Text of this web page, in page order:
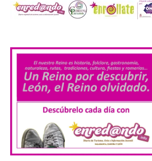
seguridad, movilidad,
protección civil previsto ante la elevada
afluencia. . El Ayuntamiento de València ha
dispuesto un operativo extraordinario de
limpieza y recogida de residuos con
motivo […]
El Monasterio de Santa
María de Iguácel ofrece